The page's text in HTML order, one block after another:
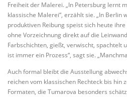
Freiheit der Malerei. „In Petersburg lernt
klassische Malerei“, erzählt sie. „In Berlin
produktiven Reibung speist sich heute
ohne Vorzeichnung direkt auf die
Farbschichten, gießt, verwischt, spachtelt
ist immer ein Prozess“, sagt sie.
Auch formal bleibt die Ausstellung
reichen vom klassischen Rechteck bis hin
Formaten, die Tumarova besonders